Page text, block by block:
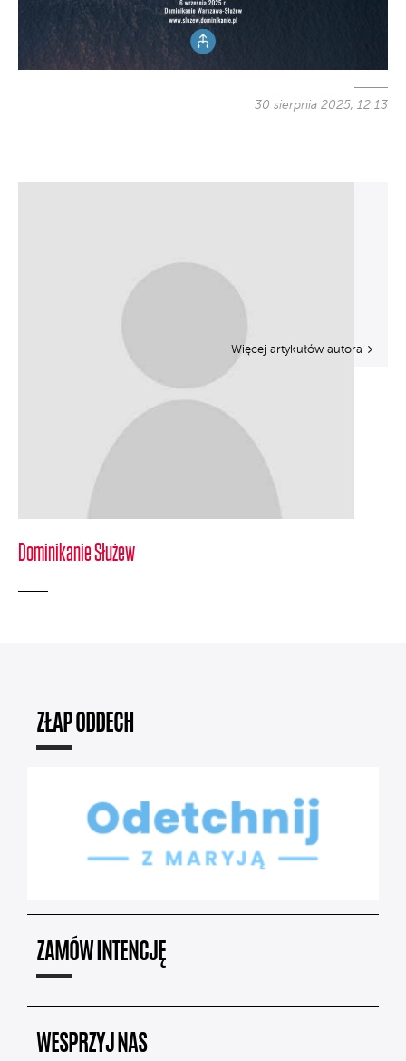
30 sierpnia 2025, 12:13
Dominikanie Służew
Więcej artykułów autora
ZŁAP ODDECH
ZAMÓW INTENCJĘ
WESPRZYJ NAS